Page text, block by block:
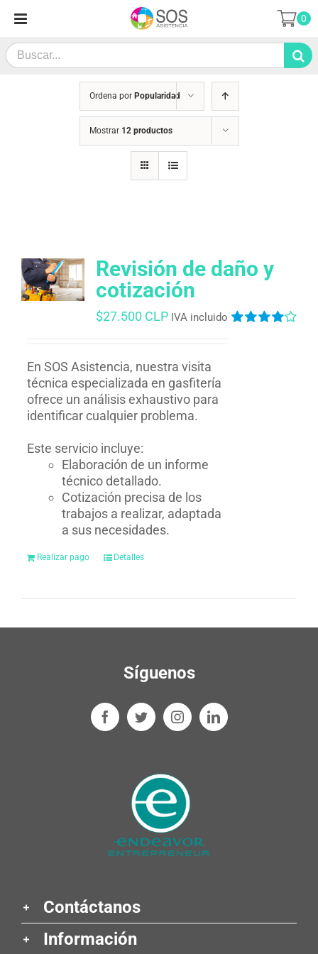
contenido
Search
for:
0
Ordena por Popularidad
Mostrar 12 productos
Revisión de daño y
cotización
$27.500 CLP IVA incluido
En SOS Asistencia, nuestra visita
técnica especializada en gasfitería
ofrece un análisis exhaustivo para
identificar cualquier problema.
Este servicio incluye:
Elaboración de un informe
técnico detallado.
Cotización precisa de los
trabajos a realizar, adaptada
a sus necesidades.
Realizar pago Detalles
Síguenos
Contáctanos
Información